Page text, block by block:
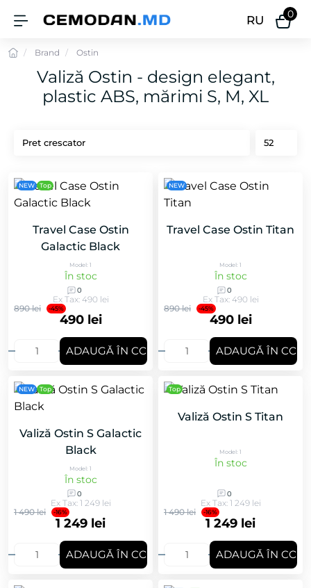
RU 0
Brand Ostin
Valiză Ostin - design elegant,
plastic ABS, mărimi S, M, XL
NEW Top
Travel Case Ostin
Galactic Black
Model: 1
În stoc
0
Ex Tax: 490 lei
890 lei
-45%
490 lei
ADAUGǍ ÎN COȘ
NEW
Travel Case Ostin Titan
Model: 1
În stoc
0
Ex Tax: 490 lei
890 lei
-45%
490 lei
ADAUGǍ ÎN COȘ
NEW Top
Valiză Ostin S Galactic
Black
Model: 1
În stoc
0
Ex Tax: 1 249 lei
1 490 lei
-16%
1 249 lei
ADAUGǍ ÎN COȘ
Top
Valiză Ostin S Titan
Model: 1
În stoc
0
Ex Tax: 1 249 lei
1 490 lei
-16%
1 249 lei
ADAUGǍ ÎN COȘ